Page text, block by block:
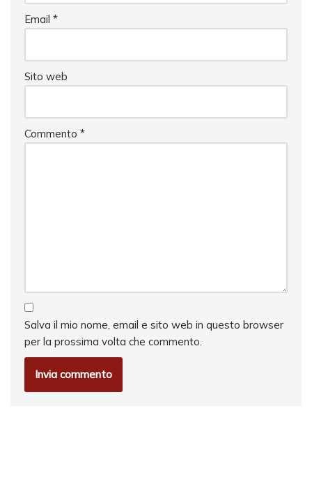
Email *
Sito web
Commento *
Salva il mio nome, email e sito web in questo browser
per la prossima volta che commento.